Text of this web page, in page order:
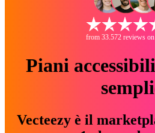
from 33.572 reviews
Piani
Vecteezy è il